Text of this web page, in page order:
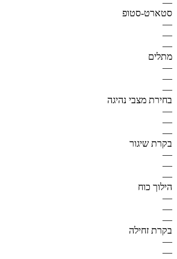
סטארט-סטופ
—
—
—
מתלים
—
—
—
בחירת מצבי נהיגה
—
—
—
בקרת שיגור
—
—
—
הילוך כוח
—
—
—
בקרת זחילה
—
—